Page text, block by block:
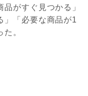
がすぐ見つかる」
」「必要な商品が1
。